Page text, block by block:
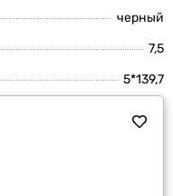
черный
7,5
5*139,7